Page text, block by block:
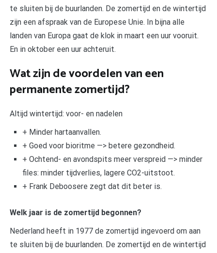
te sluiten bij de buurlanden. De zomertijd en de wintertijd
zijn een afspraak van de Europese Unie. In bijna alle
landen van Europa gaat de klok in maart een uur vooruit.
En in oktober een uur achteruit.
Wat zijn de voordelen van een
permanente zomertijd?
Altijd wintertijd: voor- en nadelen
+ Minder hartaanvallen.
+ Goed voor bioritme —> betere gezondheid.
+ Ochtend- en avondspits meer verspreid —> minder
files: minder tijdverlies, lagere CO2-uitstoot.
+ Frank Deboosere zegt dat dit beter is.
Welk jaar is de zomertijd begonnen?
Nederland heeft in 1977 de zomertijd ingevoerd om aan
te sluiten bij de buurlanden. De zomertijd en de wintertijd